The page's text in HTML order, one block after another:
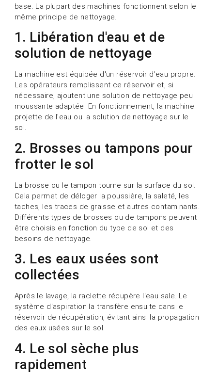
base. La plupart des machines fonctionnent selon le
même principe de nettoyage.
1. Libération d'eau et de
solution de nettoyage
La machine est équipée d'un réservoir d'eau propre.
Les opérateurs remplissent ce réservoir et, si
nécessaire, ajoutent une solution de nettoyage peu
moussante adaptée. En fonctionnement, la machine
projette de l'eau ou la solution de nettoyage sur le
sol.
2. Brosses ou tampons pour
frotter le sol
La brosse ou le tampon tourne sur la surface du sol.
Cela permet de déloger la poussière, la saleté, les
taches, les traces de graisse et autres contaminants.
Différents types de brosses ou de tampons peuvent
être choisis en fonction du type de sol et des
besoins de nettoyage.
3. Les eaux usées sont
collectées
Après le lavage, la raclette récupère l'eau sale. Le
système d'aspiration la transfère ensuite dans le
réservoir de récupération, évitant ainsi la propagation
des eaux usées sur le sol.
4. Le sol sèche plus
rapidement